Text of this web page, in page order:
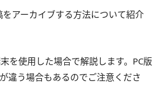
アーカイブする方法について紹介
を使用した場合で解説します。PC版
違う場合もあるのでご注意くださ